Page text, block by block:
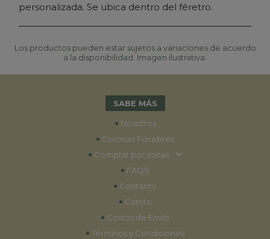
personalizada. Se ubica dentro del féretro.
Los productos pueden estar sujetos a variaciones de acuerdo
a la disponibilidad. Imagen ilustrativa.
SABE MÁS
• Nosotros
• Coronas Fúnebres
• Comprar por zonas
• FAQS
• Contacto
• Carrito
• Costos de Envío
• Términos y Condiciones